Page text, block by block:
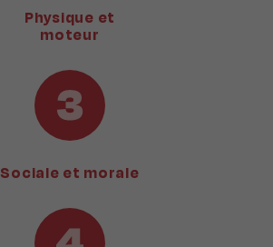
Physique et
moteur
Sociale et morale